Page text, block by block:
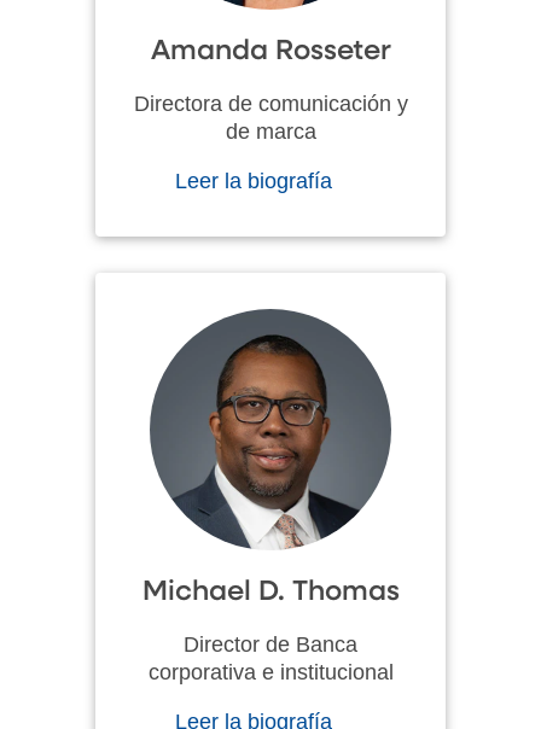
Amanda Rosseter
Directora de comunicación y
de marca
Leer la biografía
Michael D. Thomas
Director de Banca
corporativa e institucional
Leer la biografía